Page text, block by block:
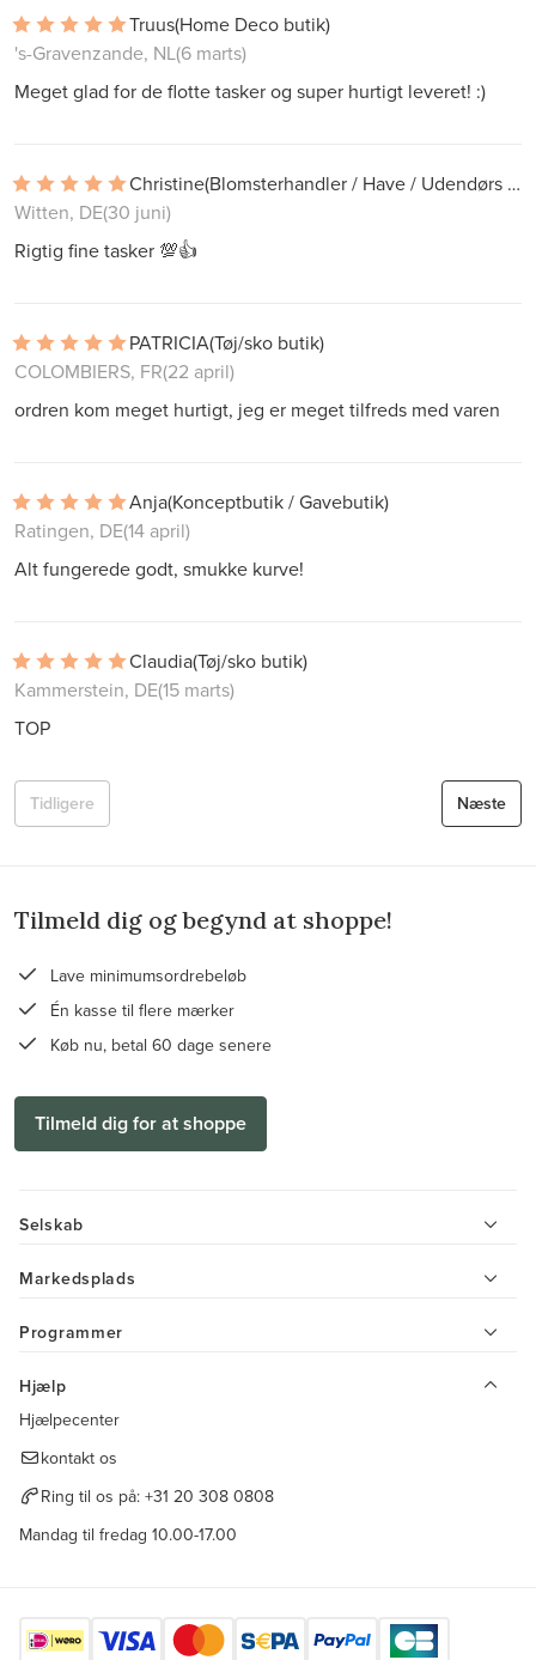
Truus(Home Deco butik)
's-Gravenzande, NL(6 marts)
Meget glad for de flotte tasker og super hurtigt leveret! :)
Christine
(Blomsterhandler / Have / Udendørs butik)
Witten, DE(30 juni)
Rigtig fine tasker 💯👍
PATRICIA(Tøj/sko butik)
COLOMBIERS, FR(22 april)
ordren kom meget hurtigt, jeg er meget tilfreds med varen
Anja(Konceptbutik / Gavebutik)
Ratingen, DE(14 april)
Alt fungerede godt, smukke kurve!
Claudia(Tøj/sko butik)
Kammerstein, DE(15 marts)
TOP
Næste
Tidligere
Tilmeld dig og begynd at shoppe!
Lave minimumsordrebeløb
Én kasse til flere mærker
Køb nu, betal 60 dage senere
Tilmeld dig for at shoppe
Selskab
Markedsplads
Programmer
Hjælp
Hjælpecenter
kontakt os
Ring til os på: +31 20 308 0808
Mandag til fredag 10.00-17.00